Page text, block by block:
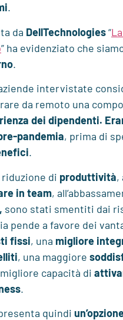
.
da DellTechnologies“
” ha evidenziato che
.
intervistate
da remoto una
dei dipendenti.
pandemia, prima di
.
di produttività,
in team,
sono stati smentiti dai
pende a favore dei
fissi, una migliore
, una maggiore
capacità di
.
quindi